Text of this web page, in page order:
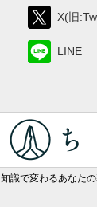
X(旧
LINE
知識で変わるあなた